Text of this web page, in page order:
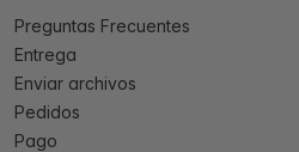
Preguntas Frecuentes
Entrega
Enviar archivos
Pedidos
Pago